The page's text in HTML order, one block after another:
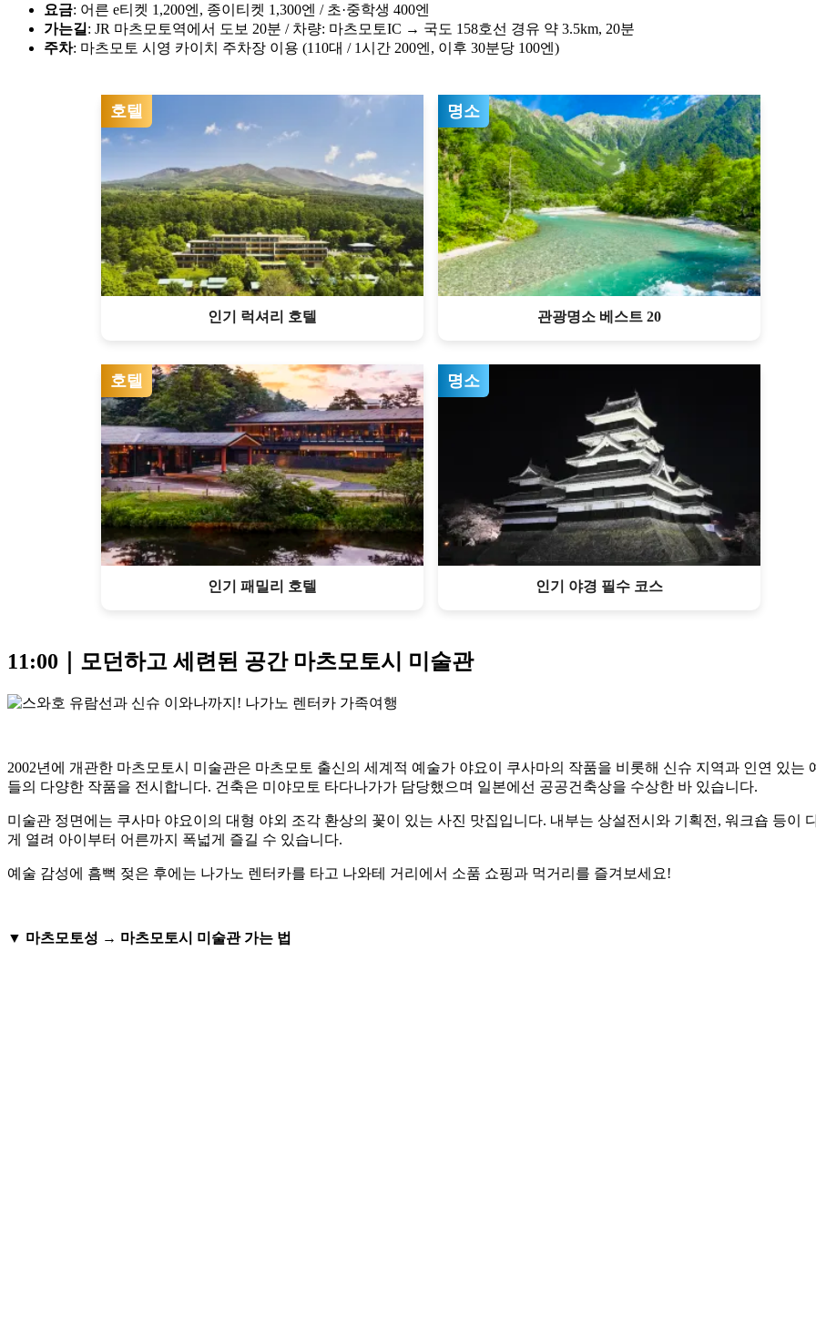
요금: 어른 e티켓 1,200엔, 종이티켓 1,300엔 / 초·중학생 400엔
가는길 : JR 마츠모토역에서 도보 20분 / 차량: 마츠모토IC → 국도 158호선 경유 약 3.5km, 20분
주차: 마츠모토 시영 카이치 주차장 이용 (110대 / 1시간 200엔, 이후 30분당 100엔)
호텔
인기 럭셔리 호텔
명소
관광명소 베스트 20
호텔
인기 패밀리 호텔
명소
인기 야경 필수 코스
11:00｜모던하고 세련된 공간 마츠모토시 미술관
2002년에 개관한 마츠모토시 미술관은 마츠모토 출신의 세계적 예술가 야요이 쿠사마의 작품을 비롯해 신슈 지역과 인연 있는
들의 다양한 작품을 전시합니다. 건축은 미야모토 타다나가가 담당했으며 일본에선 공공건축상을 수상한 바 있습니다.
미술관 정면에는 쿠사마 야요이의 대형 야외 조각 환상의 꽃이 있는 사진 맛집입니다. 내부는 상설전시와 기획전, 워크숍 등이
게 열려 아이부터 어른까지 폭넓게 즐길 수 있습니다.
예술 감성에 흠뻑 젖은 후에는 나가노 렌터카를 타고 나와테 거리에서 소품 쇼핑과 먹거리를 즐겨보세요!
▼ 마츠모토성 → 마츠모토시 미술관 가는 법